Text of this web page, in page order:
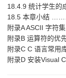
18.4.9 统计学
18.5 本章小
附录A ASCII 字
附录B 运算符的
附录C C 语言常
附录D 安装